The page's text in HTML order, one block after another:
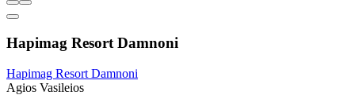
Hapimag Resort Damnoni
Hapimag Resort Damnoni
Agios Vasileios